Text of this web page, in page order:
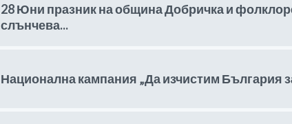
28 Юни празник на община Добричка и
слънчева...
Национална кампания „Да изчистим България